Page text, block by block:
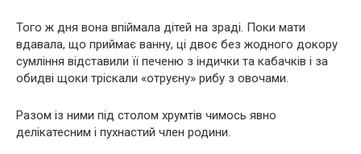
Того ж дня вона впіймала дітей на зраді. Поки мати
вдавала, що приймає ванну, ці двоє без жодного докору
сумління відставили її печеню з індички та кабачків і за
обидві щоки тріскали «отруєну» рибу з овочами.
Разом із ними під столом хрумтів чимось явно
делікатесним і пухнастий член родини.